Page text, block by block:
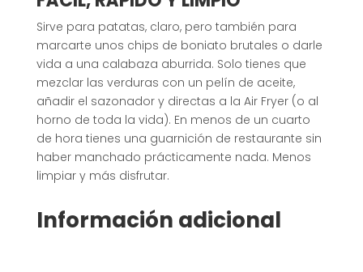
Sirve para patatas, claro, pero también para
marcarte unos chips de boniato brutales o darle
vida a una calabaza aburrida. Solo tienes que
mezclar las verduras con un pelín de aceite,
añadir el sazonador y directas a la Air Fryer (o al
horno de toda la vida). En menos de un cuarto
de hora tienes una guarnición de restaurante sin
haber manchado prácticamente nada. Menos
limpiar y más disfrutar.
Información adicional